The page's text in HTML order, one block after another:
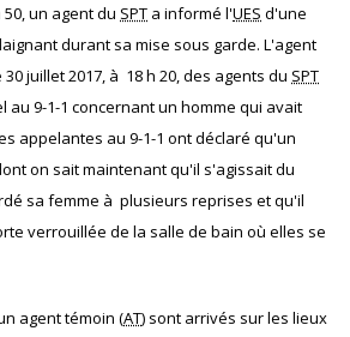
50, un agent du SPT a informé l'UES d'une
durant sa mise sous garde. L'agent
juillet 2017, à 18 h 20, des agents du SPT
9-1-1 concernant un homme qui avait
appelantes au 9-1-1 ont déclaré qu'un
on sait maintenant qu'il s'agissait du
sa femme à plusieurs reprises et qu'il
verrouillée de la salle de bain où elles se
agent témoin (AT) sont arrivés sur les lieux